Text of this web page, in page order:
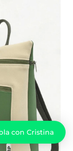
con Cristina